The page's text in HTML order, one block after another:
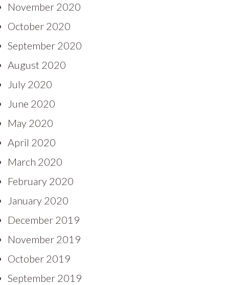
November 2020
October 2020
September 2020
August 2020
July 2020
June 2020
May 2020
April 2020
March 2020
February 2020
January 2020
December 2019
November 2019
October 2019
September 2019